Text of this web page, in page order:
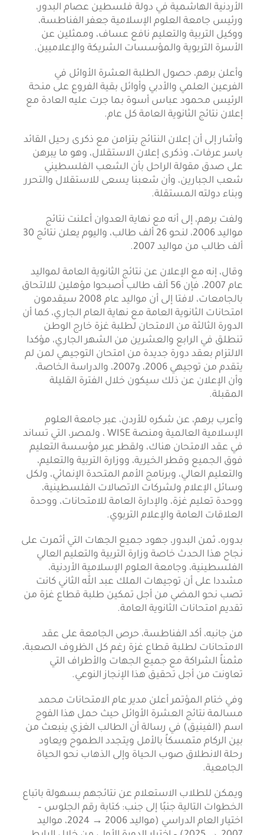
الأردنية الهاشمية في دولة فلسطين عصام البدور،
ورئيس جامعة العلوم الإسلامية جعفر الفناطسة،
ووكيل التربية والتعليم نافع عساف، وممثلين عن
الأسرة التربوية والمؤسسات الشريكة والإعلاميين.
وأعلن برهم، حصول الطلبة العشرة الأوائل في
الفرعين العلمي والأدبي وأوائل بقية الفروع على منحة
الرئيس محمود عباس أسوة بما جرت عليه العادة مع
إعلان نتائج الثانوية العامة كل عام.
وأشار إلى أن إعلان النتائج يتزامن مع ذكرى رحيل القائد
ياسر عرفات، وذكرى إعلان الاستقلال، وهو ما يبرهن
على صدق مقولة الراحل بأن الشعب الفلسطيني
شعب الجبارين، وأن شعبنا يسعى للاستقلال والتحرر
وبناء دولته المستقلة.
ولفت برهم، إلى أنه مع نهاية العدوان أعلنت نتائج
مواليد 2006، لنحو 26 ألف طالب، واليوم يعلن نتائج 30
ألف طالب من مواليد 2007.
وقال، إنه مع الإعلان عن نتائج الثانوية العامة لمواليد
عام 2007، فإن 56 ألف طالب أصبحوا مؤهلين للالتحاق
بالجامعات، لافتا إلى أن مواليد عام 2008 سيقدمون
امتحانات الثانوية العامة مع نهاية العام الجاري، كما أن
الدورة الثالثة من الامتحان لطلبة غزة خارج الوطن
تنطلق في الرابع والعشرين من الشهر الجاري، مؤكدا
الالتزام بعقد دورة جديدة من امتحان التوجيهي لمن لم
يتقدم من توجيهي 2006، و2007، والدراسة الخاصة،
وأن الإعلان عن ذلك سيكون خلال الفترة القليلة
المقبلة.
وأعرب برهم، عن شكره للأردن، عبر جامعة العلوم
الإسلامية العالمية ومنصة WISE ، ولمصر، التي تساند
في عقد الامتحان هناك، ولقطر عبر مؤسسة التعليم
فوق الجميع وقطر الخيرية، ووزارة التربية والتعليم،
والتعليم العالي، وبرنامج الأمم المتحدة الإنمائي، ولكل
وسائل الإعلام ولشركات الاتصالات الفلسطينية،
ووحدة تعليم غزة، والإدارة العامة للامتحانات، ووحدة
العلاقات العامة والإعلام التربوي.
بدوره، ثمن البدور، جهود جميع الجهات التي أثمرت على
نجاح هذا الحدث خاصة وزارة التربية والتعليم العالي
الفلسطينية، وجامعة العلوم الإسلامية الأردنية،
مشددا على أن توجيهات الملك عبد الله الثاني كانت
تصب نحو المضي من أجل تمكين طلبة قطاع غزة من
تقديم امتحانات الثانوية العامة.
من جانبه، أكد الفناطسة، حرص الجامعة على عقد
الامتحانات لطلبة قطاع غزة رغم كل الظروف الصعبة،
مثمناً الشراكة مع جميع الجهات والأطراف التي
تعاونت من أجل تحقيق هذا الإنجاز النوعي.
وفي ختام المؤتمر أعلن مدير عام الامتحانات محمد
مسالمة نتائج العشرة الأوائل حيث حمل هذا الفوج
اسم (الفينيق) في رسالة أن الطالب الغزي ينبعث من
بين الركام متمسكاً بالأمل ويتجدد الطموح ويعاود
رحلة الانطلاق صوب الحياة وإلى الذهاب نحو الحياة
الجامعية.
ويمكن للطلاب الاستعلام عن نتائجهم بسهولة باتباع
الخطوات التالية جنبًا إلى جنب: كتابة رقم الجلوس –
اختيار العام الدراسي (مواليد 2006 → 2024، مواليد